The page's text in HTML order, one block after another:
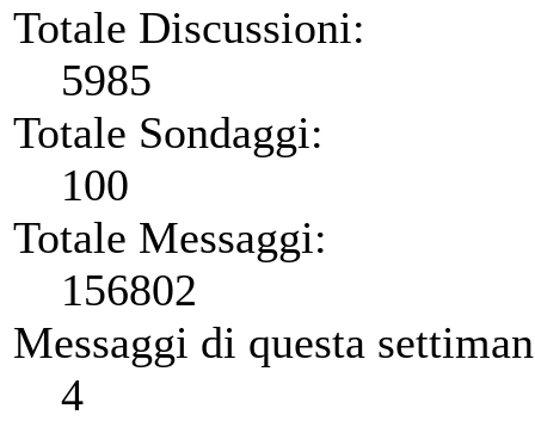
Totale Discussioni:
5985
Totale Sondaggi:
100
Totale Messaggi:
156802
Messaggi di questa
4